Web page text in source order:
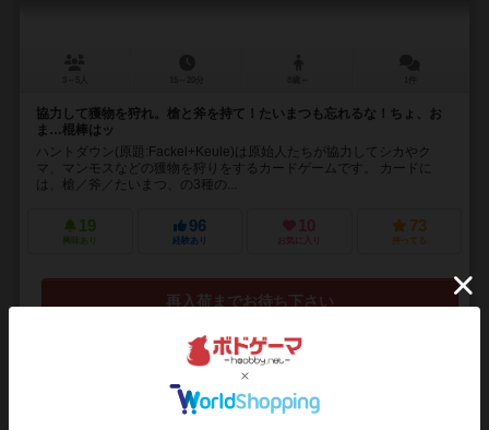
協力して獲物を狩れ。槍と斧を持て！たいまつも忘れるな！ちょ、お
ま…棍棒はッ
ハントダウン(原題:Fackel+Keule)は原始人たちが協力してシカやク
マ、マンモスなどの獲物を狩りをするカードゲームです。 カードに
は、槍／斧／たいまつ、の3種の...
19
興味あり
96
経験あり
10
お気に入り
73
持ってる
再入荷までお待ち下さい